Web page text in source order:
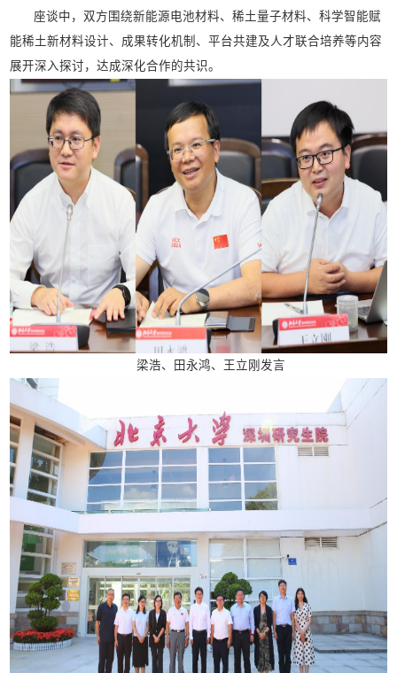
座谈中，双方围绕新能源电池材料、稀土量子材料、科学智能赋
能稀土新材料设计、成果转化机制、平台共建及人才联合培养等内容
展开深入探讨，达成深化合作的共识。
梁浩、田永鸿、王立刚发言